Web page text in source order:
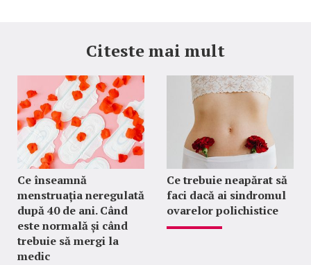
Citeste mai mult
Ce înseamnă
menstruația neregulată
după 40 de ani. Când
este normală și când
trebuie să mergi la
medic
Ce trebuie neapărat să
faci dacă ai sindromul
ovarelor polichistice